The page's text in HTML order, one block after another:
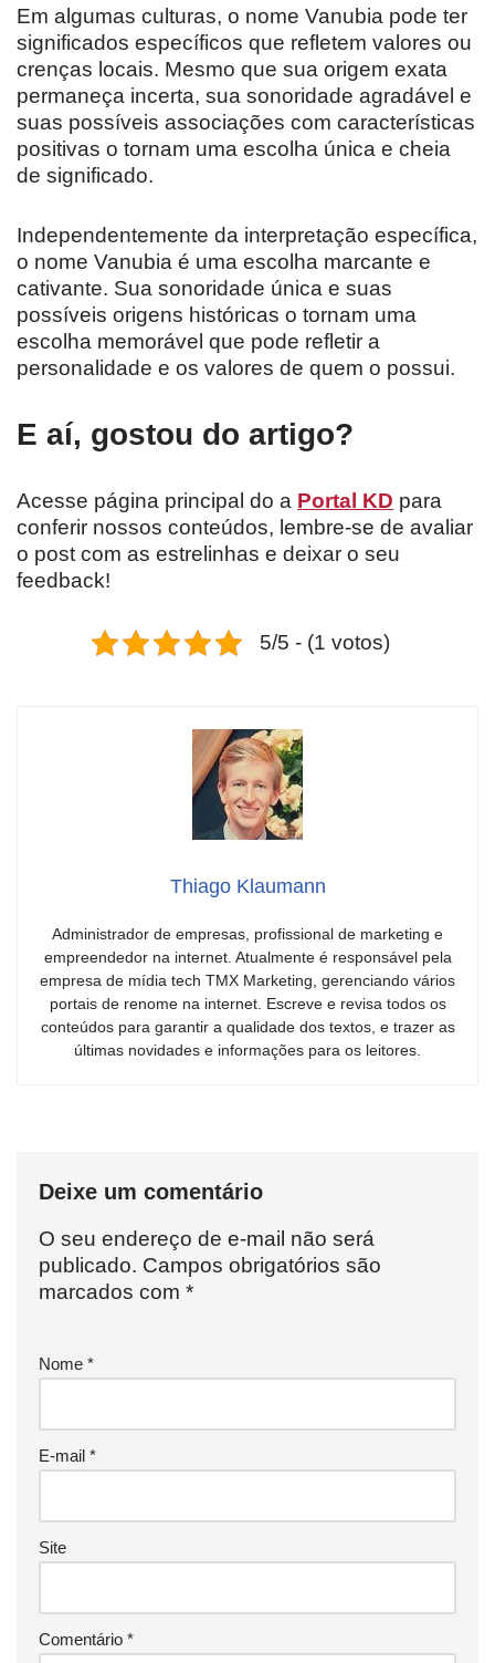
Em algumas culturas, o nome Vanubia pode ter
significados específicos que refletem valores ou
crenças locais. Mesmo que sua origem exata
permaneça incerta, sua sonoridade agradável e
suas possíveis associações com características
positivas o tornam uma escolha única e cheia
de significado.
Independentemente da interpretação específica,
o nome Vanubia é uma escolha marcante e
cativante. Sua sonoridade única e suas
possíveis origens históricas o tornam uma
escolha memorável que pode refletir a
personalidade e os valores de quem o possui.
E aí, gostou do artigo?
Acesse página principal do a Portal KD para
conferir nossos conteúdos, lembre-se de avaliar
o post com as estrelinhas e deixar o seu
feedback!
5/5 - (1 votos)
Thiago Klaumann
Administrador de empresas, profissional de marketing e
empreendedor na internet. Atualmente é responsável pela
empresa de mídia tech TMX Marketing, gerenciando vários
portais de renome na internet. Escreve e revisa todos os
conteúdos para garantir a qualidade dos textos, e trazer as
últimas novidades e informações para os leitores.
Deixe um comentário
O seu endereço de e-mail não será
publicado. Campos obrigatórios são
marcados com *
Nome *
E-mail *
Site
Comentário *